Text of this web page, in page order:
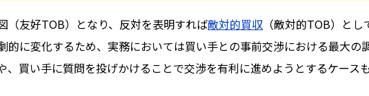
（友好TOB）となり、反対を表明すれば敵対的買収 （敵対的TOB）とし
に変化するため、実務においては買い手との事前交渉における最大の
買い手に質問を投げかけることで交渉を有利に進めようとするケースも